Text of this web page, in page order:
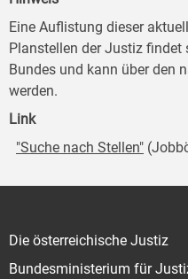
Eine Auflistung dieser
Planstellen der Justiz
Bundes und kann über den
werden.
Link
"Suche nach Stellen"
Die österreichische Justiz
Bundesministerium für